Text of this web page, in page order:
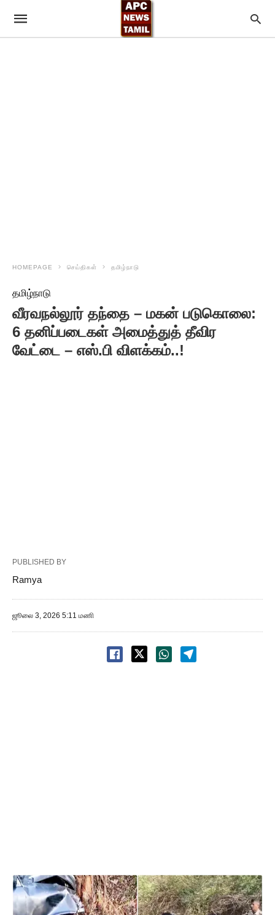
HOMEPAGE செய்திகள் தமிழ்நாடு
தமிழ்நாடு
வீரவநல்லூர் தந்தை – மகன் படுகொலை: ​
6 தனிப்படைகள் அமைத்துத் தீவிர
வேட்டை – எஸ்.பி விளக்கம்..!
PUBLISHED BY
Ramya
ஜூலை 3, 2026 5:11 மணி